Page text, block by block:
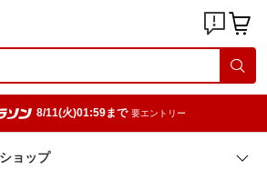
8/11(火)01:59まで 要エントリー
ョップ